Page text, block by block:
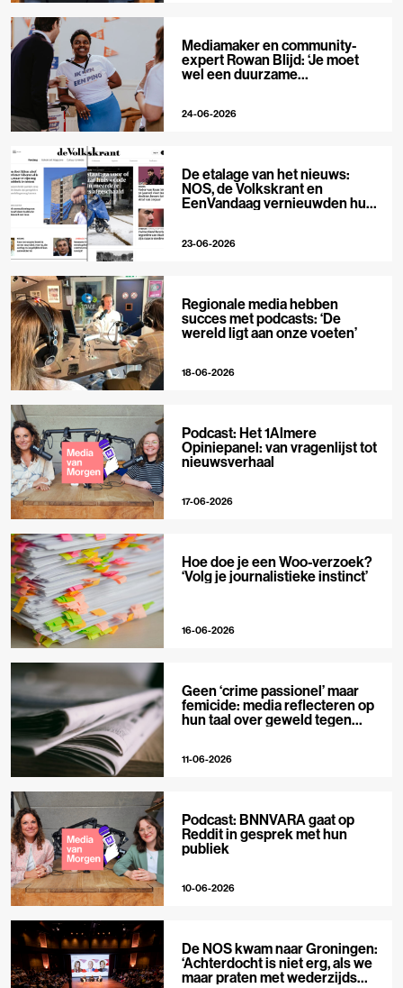
Mediamaker en community-
expert Rowan Blijd: ‘Je moet
wel een duurzame
24-06-2026
De etalage van het nieuws:
NOS, de Volkskrant en
EenVandaag vernieuwden hun
23-06-2026
Regionale media hebben
succes met podcasts: ‘De
wereld ligt aan onze voeten’
18-06-2026
Podcast: Het 1Almere
Opiniepanel: van vragenlijst tot
nieuwsverhaal
17-06-2026
Hoe doe je een Woo-verzoek?
‘Volg je journalistieke instinct’
16-06-2026
Geen ‘crime passionel’ maar
femicide: media reflecteren op
hun taal over geweld tegen
11-06-2026
Podcast: BNNVARA gaat op
Reddit in gesprek met hun
publiek
10-06-2026
De NOS kwam naar Groningen:
‘Achterdocht is niet erg, als we
maar praten met wederzijds